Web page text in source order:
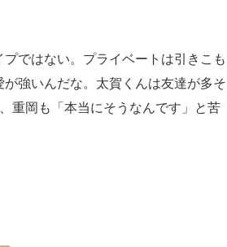
ではない。プライベートは引きこも
強いんだな。太賀くんは友達が多そ
重岡も「本当にそうなんです」と苦